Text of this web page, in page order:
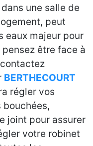
une salle de
peut
eaux majeur pour
être face à
BERTHECOURT
régler vos
joint pour assurer
votre robinet